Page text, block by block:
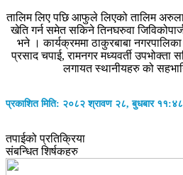
तालिम लिए पछि आफुले लिएको तालिम
खेति गर्न समेत सकिने तिनघरुवा
भने । कार्यक्रममा ठाकुरबाबा
प्रसाद चपाई, रामनगर मध्यवर्ती उपभोक्ता
लगायत स्थानीयहरु को
प्रकाशित मिति: २०८२ श्रावण २८, बुधबार ११:४८
तपाईको प्रतिक्रिया
संबन्धित शिर्षकहरु